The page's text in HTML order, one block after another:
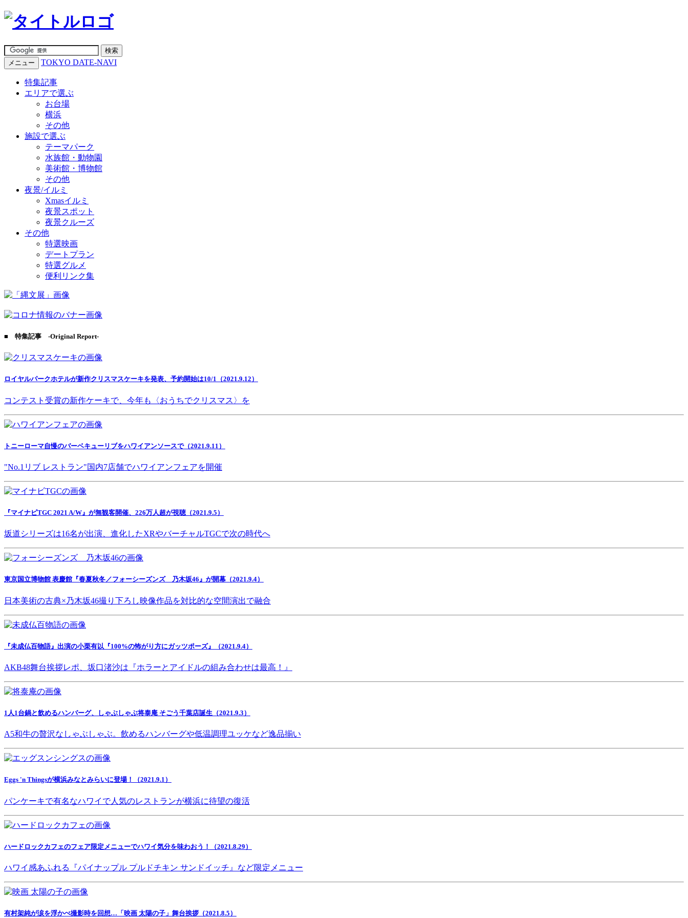
メニュー TOKYO DATE-NAVI
特集記事
エリアで選ぶ
お台場
横浜
その他
施設で選ぶ
テーマパーク
水族館・動物園
美術館・博物館
その他
夜景/イルミ
Xmasイルミ
夜景スポット
夜景クルーズ
その他
特選映画
デートプラン
特選グルメ
便利リンク集
■ 特集記事 -Original Report-
ロイヤルパークホテルが新作クリスマスケーキを発表、予約開始は10/1（2021.9.12）
コンテスト受賞の新作ケーキで、今年も〈おうちでクリスマス〉を
トニーローマ自慢のバーベキューリブをハワイアンソースで（2021.9.11）
"No.1リブ レストラン"国内7店舗でハワイアンフェアを開催
『マイナビTGC 2021 A/W』が無観客開催、226万人超が視聴（2021.9.5）
坂道シリーズは16名が出演、進化したXRやバーチャルTGCで次の時代へ
東京国立博物館 表慶館『春夏秋冬／フォーシーズンズ 乃木坂46』が開幕（2021.9.4）
日本美術の古典×乃木坂46撮り下ろし映像作品を対比的な空間演出で融合
『未成仏百物語』出演の小栗有以『100%の怖がり方にガッツポーズ』（2021.9.4）
AKB48舞台挨拶レポ、坂口渚沙は『ホラーとアイドルの組み合わせは最高！』
1人1台鍋と飲めるハンバーグ、しゃぶしゃぶ将泰庵 そごう千葉店誕生（2021.9.3）
A5和牛の贅沢なしゃぶしゃぶ。飲めるハンバーグや低温調理ユッケなど逸品揃い
Eggs 'n Thingsが横浜みなとみらいに登場！（2021.9.1）
パンケーキで有名なハワイで人気のレストランが横浜に待望の復活
ハードロックカフェのフェア限定メニューでハワイ気分を味わおう！（2021.8.29）
ハワイ感あふれる『パイナップル プルドチキン サンドイッチ』など限定メニュー
有村架純が涙を浮かべ撮影時を回想…「映画 太陽の子」舞台挨拶（2021.8.5）